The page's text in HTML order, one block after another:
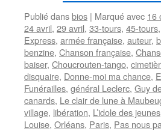
Publié dansbios | Marqué avec 16
24 avril, 29 avril, 33-tours, 45-tours,
Express, armée française, auteur,
benzine, Chanson française,
baiser, Choucrouten-tango,
disquaire, Donne-moi ma chance,
Funérailles, général Leclerc, Guy
canards, Le clair de lune à
village, libération, L’idole des jeunes
Louise, Orléans, Paris, Pas nous